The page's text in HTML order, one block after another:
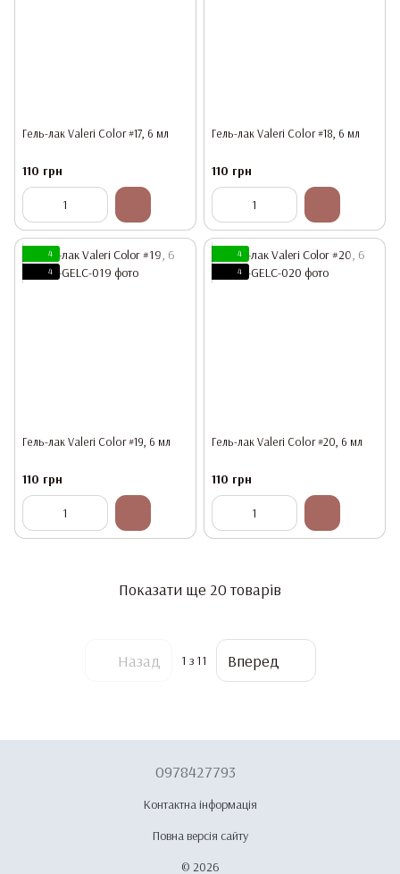
Гель-лак Valeri Color #17, 6 мл
110 грн
Гель-лак Valeri Color #18, 6 мл
110 грн
4
4
Гель-лак Valeri Color #19, 6 мл
110 грн
4
4
Гель-лак Valeri Color #20, 6 мл
110 грн
Показати ще 20 товарів
Назад 1 з 11 Вперед
0978427793
Контактна інформація
Повна версія сайту
© 2026